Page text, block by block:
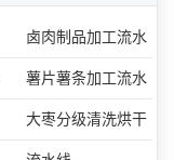
卤肉制品加工流水
线
薯片薯条加工流水
线
大枣分级清洗烘干